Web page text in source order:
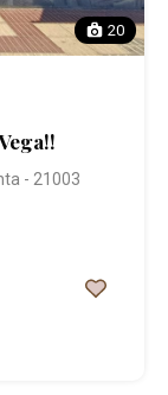
20
- 21003